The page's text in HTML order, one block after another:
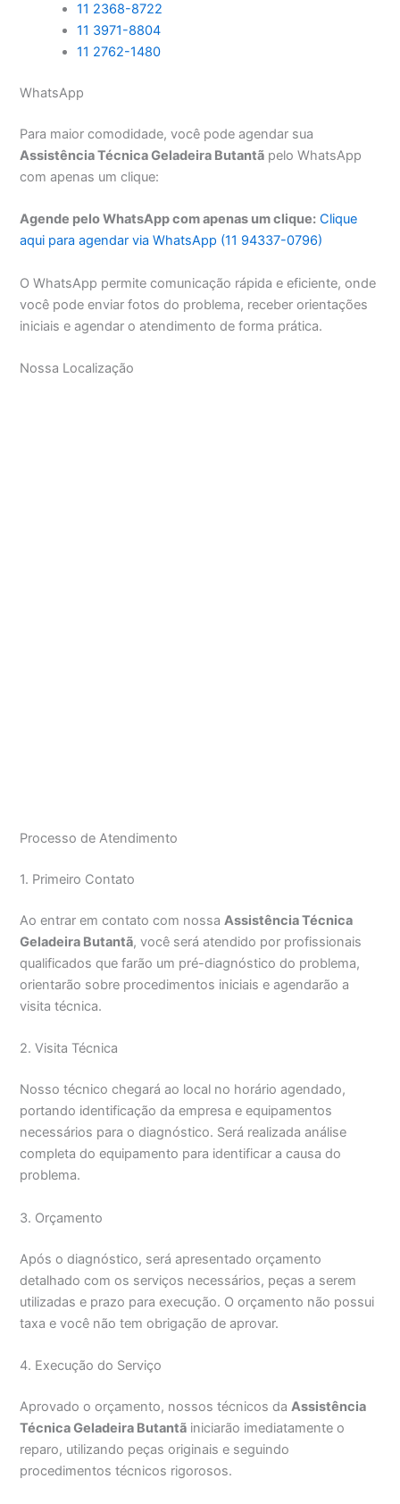
11 2368-8722
11 3971-8804
11 2762-1480
WhatsApp
Para maior comodidade, você pode agendar sua
Assistência Técnica Geladeira Butantã pelo WhatsApp
com apenas um clique:
Agende pelo WhatsApp com apenas um clique: Clique
aqui para agendar via WhatsApp (11 94337-0796)
O WhatsApp permite comunicação rápida e eficiente, onde
você pode enviar fotos do problema, receber orientações
iniciais e agendar o atendimento de forma prática.
Nossa Localização
Processo de Atendimento
1. Primeiro Contato
Ao entrar em contato com nossaAssistência Técnica
Geladeira Butantã, você será atendido por profissionais
qualificados que farão um pré-diagnóstico do problema,
orientarão sobre procedimentos iniciais e agendarão a
visita técnica.
2. Visita Técnica
Nosso técnico chegará ao local no horário agendado,
portando identificação da empresa e equipamentos
necessários para o diagnóstico. Será realizada análise
completa do equipamento para identificar a causa do
problema.
3. Orçamento
Após o diagnóstico, será apresentado orçamento
detalhado com os serviços necessários, peças a serem
utilizadas e prazo para execução. O orçamento não possui
taxa e você não tem obrigação de aprovar.
4. Execução do Serviço
Aprovado o orçamento, nossos técnicos daAssistência
Técnica Geladeira Butantã iniciarão imediatamente o
reparo, utilizando peças originais e seguindo
procedimentos técnicos rigorosos.